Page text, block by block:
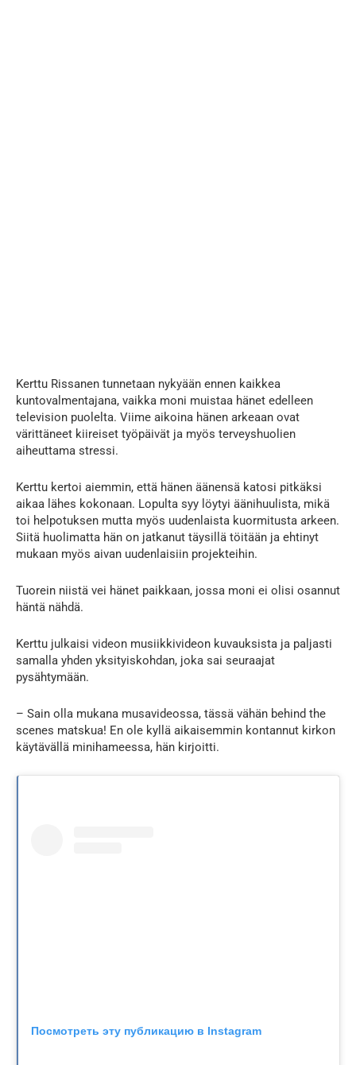
Kerttu Rissanen tunnetaan nykyään ennen kaikkea
kuntovalmentajana, vaikka moni muistaa hänet edelleen
television puolelta. Viime aikoina hänen arkeaan ovat
värittäneet kiireiset työpäivät ja myös terveyshuolien
aiheuttama stressi.
Kerttu kertoi aiemmin, että hänen äänensä katosi pitkäksi
aikaa lähes kokonaan. Lopulta syy löytyi äänihuulista, mikä
toi helpotuksen mutta myös uudenlaista kuormitusta arkeen.
Siitä huolimatta hän on jatkanut täysillä töitään ja ehtinyt
mukaan myös aivan uudenlaisiin projekteihin.
Tuorein niistä vei hänet paikkaan, jossa moni ei olisi osannut
häntä nähdä.
Kerttu julkaisi videon musiikkivideon kuvauksista ja paljasti
samalla yhden yksityiskohdan, joka sai seuraajat
pysähtymään.
– Sain olla mukana musavideossa, tässä vähän behind the
scenes matskua! En ole kyllä aikaisemmin kontannut kirkon
käytävällä minihameessa, hän kirjoitti.
Посмотреть эту публикацию в Instagram